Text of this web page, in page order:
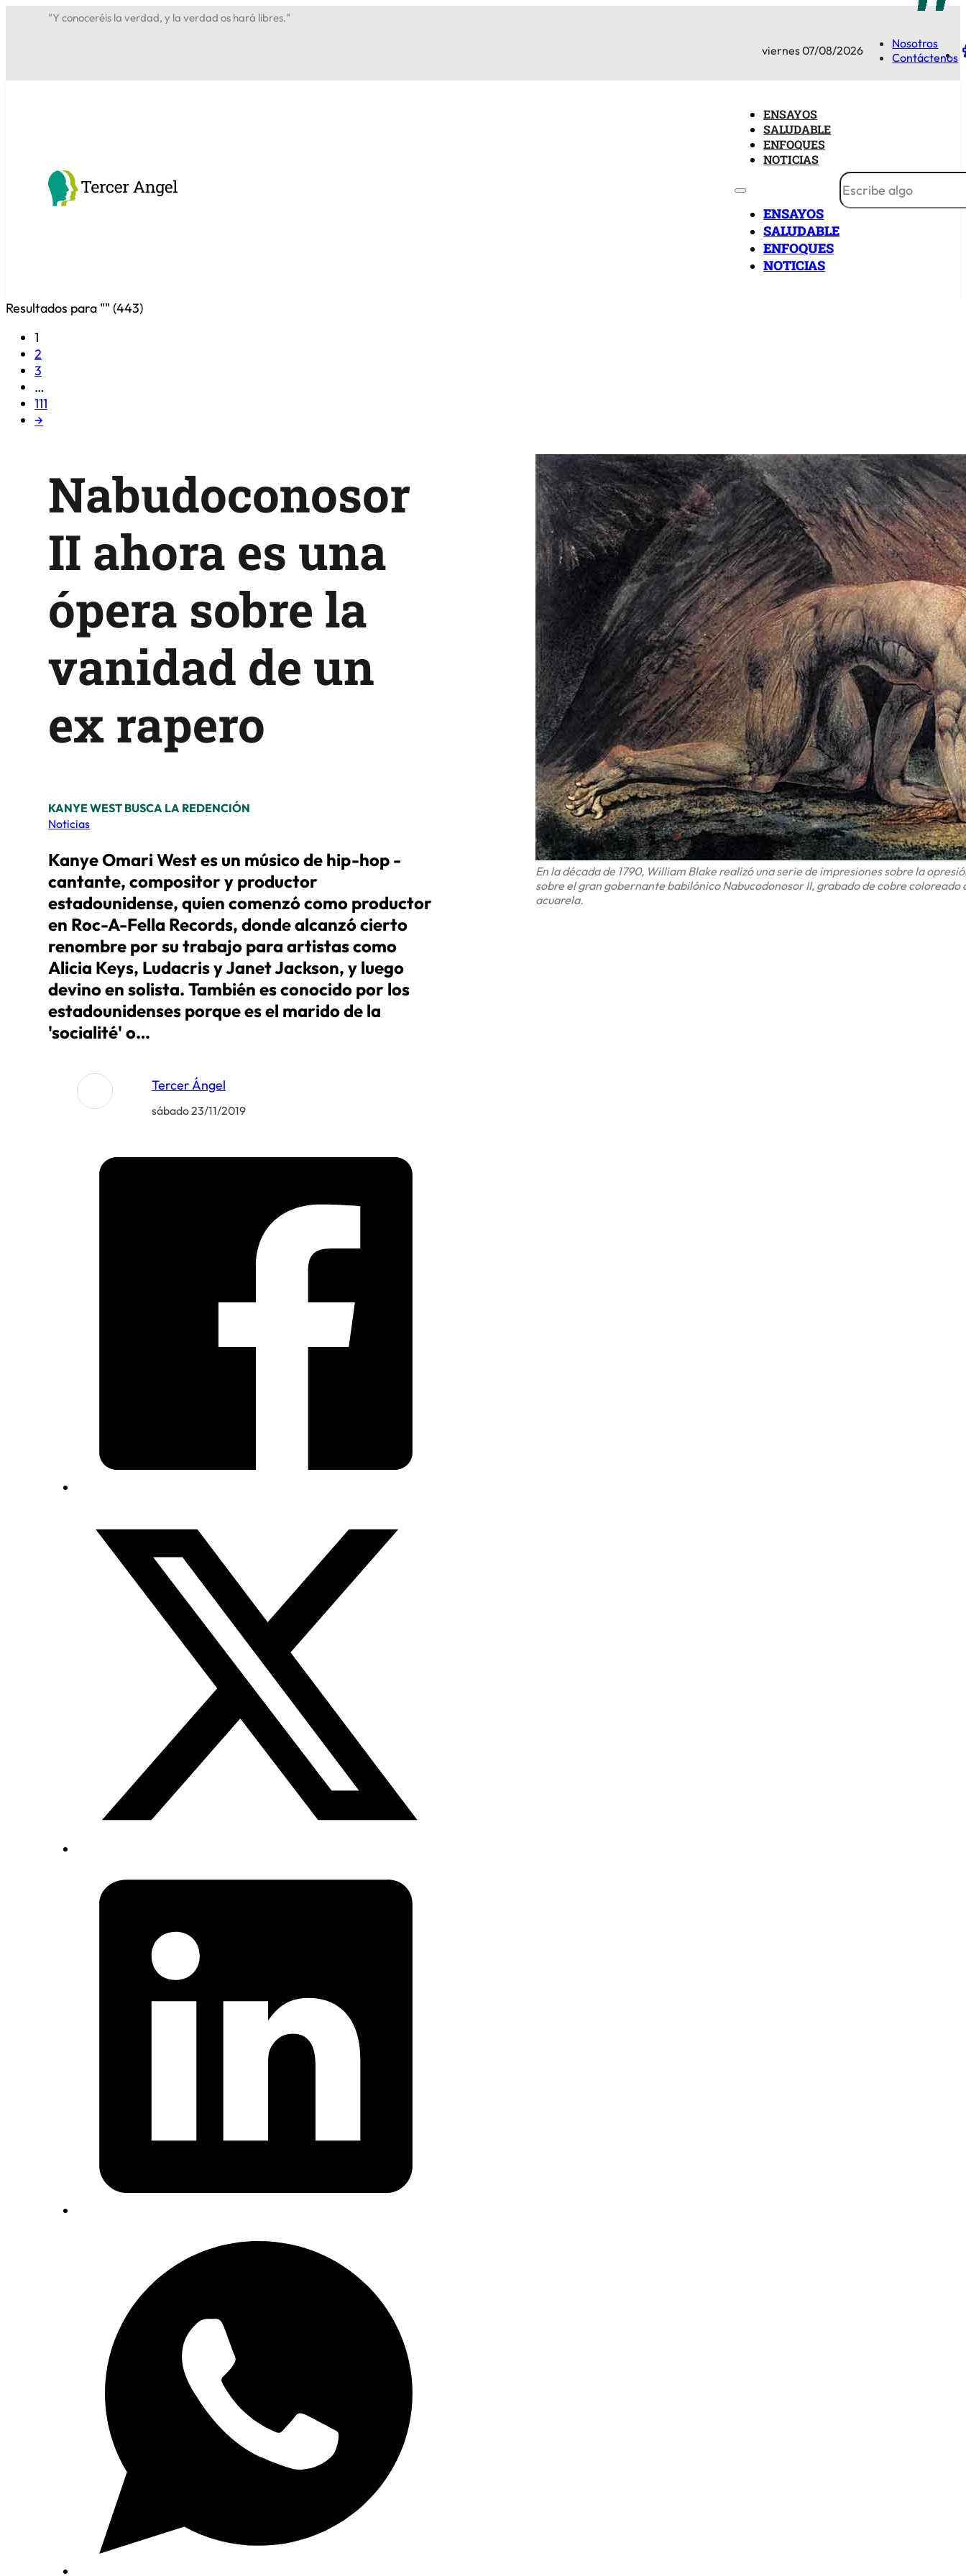
"Y conoceréis la verdad, y la verdad os hará libres."
viernes 07/08/2026
Nosotros
Contáctenos
ENSAYOS
SALUDABLE
ENFOQUES
NOTICIAS
ENSAYOS
SALUDABLE
ENFOQUES
NOTICIAS
Resultados para "" (443)
1
2
3
…
111
→
Nabudoconosor
II ahora es una
ópera sobre la
vanidad de un
ex rapero
KANYE WEST BUSCA LA REDENCIÓN
Noticias
Kanye Omari West es un músico de hip-hop -
cantante, compositor y productor
estadounidense, quien comenzó como productor
en Roc-A-Fella Records, donde alcanzó cierto
renombre por su trabajo para artistas como
Alicia Keys, Ludacris y Janet Jackson, y luego
devino en solista. También es conocido por los
estadounidenses porque es el marido de la
'socialité' o…
Tercer Ángel
sábado 23/11/2019
En la década de 1790, William Blake realizó una serie de impresiones sobre la
sobre el gran gobernante babilónico Nabucodonosor II, grabado de cobre coloreado
acuarela.